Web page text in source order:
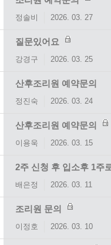
정솔비 2026. 03. 27
질문있어요
강경구 2026. 03. 25
산후조리원 예약문의
정진숙 2026. 03. 24
산후조리원 예약문의
이용욱 2026. 03. 15
2주 신청 후 입소후 1주
배은정 2026. 03. 11
조리원 문의
이정호 2026. 03. 10